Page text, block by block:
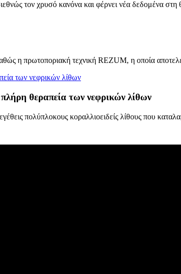
τον χρυσό κανόνα και φέρνει νέα δεδομένα στη
η πρωτοποριακή τεχνική REZUM, η οποία
θεραπεία των νεφρικών λίθων
πολύπλοκους κοραλλιοειδείς λίθους που